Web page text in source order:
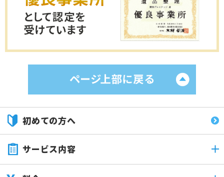
初めての方へ
サービス内容